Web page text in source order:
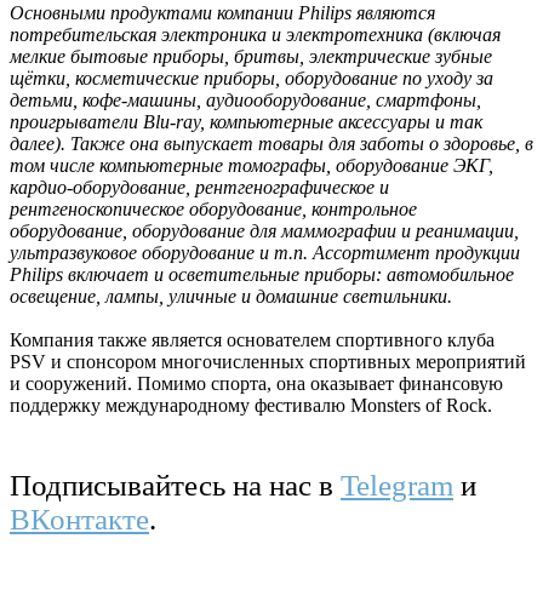
Основными продуктами компании Philips являются
потребительская электроника и электротехника (включая
мелкие бытовые приборы, бритвы, электрические зубные
щётки, косметические приборы, оборудование по уходу за
детьми, кофе-машины, аудиооборудование, смартфоны,
проигрыватели Blu-ray, компьютерные аксессуары и так
далее). Также она выпускает товары для заботы о здоровье, в
том числе компьютерные томографы, оборудование ЭКГ,
кардио-оборудование, рентгенографическое и
рентгеноскопическое оборудование, контрольное
оборудование, оборудование для маммографии и реанимации,
ультразвуковое оборудование и т.п. Ассортимент продукции
Philips включает и осветительные приборы: автомобильное
освещение, лампы, уличные и домашние светильники.
Компания также является основателем спортивного клуба
PSV и спонсором многочисленных спортивных мероприятий
и сооружений. Помимо спорта, она оказывает финансовую
поддержку международному фестивалю Monsters of Rock.
Подписывайтесь на нас в Telegram и
ВКонтакте.